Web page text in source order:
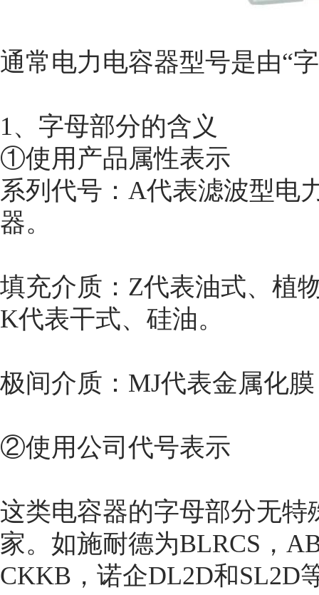
通常电力电容器型号是由“
1、字母部分的含义
①使用产品属性表示
系列代号：A代表滤波型电
器。
填充介质：Z代表油式、植
K代表干式、硅油。
极间介质：MJ代表金属化膜
②使用公司代号表示
这类电容器的字母部分无
家。如施耐德为BLRCS，
CKKB，诺企DL2D和SL2D